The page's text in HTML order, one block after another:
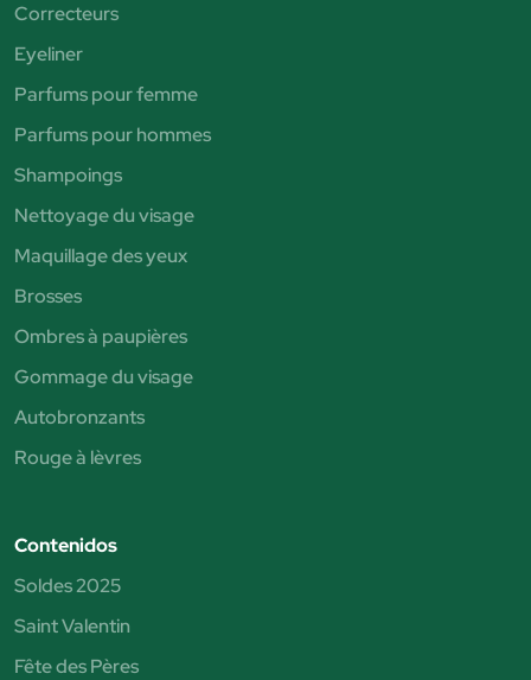
Correcteurs
Eyeliner
Parfums pour femme
Parfums pour hommes
Shampoings
Nettoyage du visage
Maquillage des yeux
Brosses
Ombres à paupières
Gommage du visage
Autobronzants
Rouge à lèvres
Contenidos
Soldes 2025
Saint Valentin
Fête des Pères